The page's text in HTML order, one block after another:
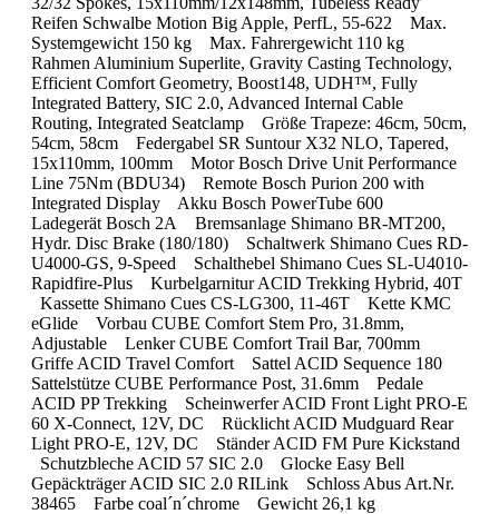
Reifen Schwalbe Motion Big Apple, PerfL, 55-622 Max.
Systemgewicht 150 kg Max. Fahrergewicht 110 kg
Rahmen Aluminium Superlite, Gravity Casting Technology,
Efficient Comfort Geometry, Boost148, UDH™, Fully
Integrated Battery, SIC 2.0, Advanced Internal Cable
Routing, Integrated Seatclamp Größe Trapeze: 46cm, 50cm,
54cm, 58cm Federgabel SR Suntour X32 NLO, Tapered,
15x110mm, 100mm Motor Bosch Drive Unit Performance
Line 75Nm (BDU34) Remote Bosch Purion 200 with
Integrated Display Akku Bosch PowerTube 600
Ladegerät Bosch 2A Bremsanlage Shimano BR-MT200,
Hydr. Disc Brake (180/180) Schaltwerk Shimano Cues RD-
U4000-GS, 9-Speed Schalthebel Shimano Cues SL-U4010-
Rapidfire-Plus Kurbelgarnitur ACID Trekking Hybrid, 40T
Kassette Shimano Cues CS-LG300, 11-46T Kette KMC
eGlide Vorbau CUBE Comfort Stem Pro, 31.8mm,
Adjustable Lenker CUBE Comfort Trail Bar, 700mm
Griffe ACID Travel Comfort Sattel ACID Sequence 180
Sattelstütze CUBE Performance Post, 31.6mm Pedale
ACID PP Trekking Scheinwerfer ACID Front Light PRO-E
60 X-Connect, 12V, DC Rücklicht ACID Mudguard Rear
Light PRO-E, 12V, DC Ständer ACID FM Pure Kickstand
Schutzbleche ACID 57 SIC 2.0 Glocke Easy Bell
Gepäckträger ACID SIC 2.0 RILink Schloss Abus Art.Nr.
38465 Farbe coal´n´chrome Gewicht 26,1 kg